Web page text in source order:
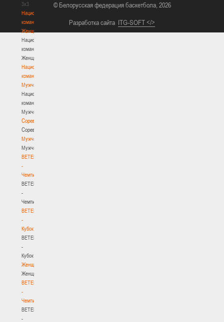
3х3
Национальная
команда.
Женщины
Национальная
команда.
Женщины
Национальная
команда.
Мужчины
Национальная
команда.
Мужчины
Соревнования
Соревнования
Мужчины
Мужчины
BETERA
-
Чемпионат
BETERA
-
Чемпионат
BETERA
-
Кубок
BETERA
-
Кубок
Женщины
Женщины
BETERA
-
Чемпионат
BETERA
-
© Белорусская федерация баскетбола, 2026
Разработка сайта ITG-SOFT </>